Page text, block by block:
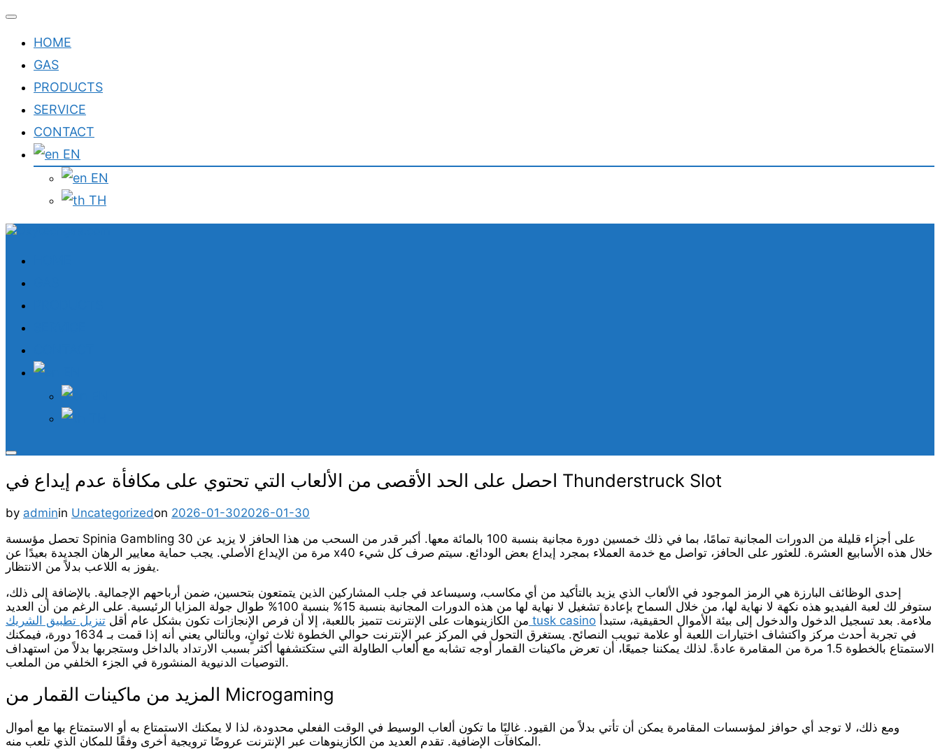
Toggle
navigation
HOME
GAS
PRODUCTS
SERVICE
CONTACT
EN
EN
TH
Skip
content
Toggle
sidebar
&
احصل على الحد الأقصى من الألعاب التي تحتوي على مكافأة عدم إيداع في Thunderstruck Slot
by adminin Uncategorizedon Posted
2026-01-302026-01-30
تحصل مؤسسة Spinia Gambling على أجزاء قليلة من الدورات المجانية تمامًا، بما في ذلك خمسين دورة مجانية بنسبة 100 بالمائة معها. أكبر قدر من السحب من هذا الحافز لا يزيد عن 30
مرة من الإيداع الأصلي. يجب حماية معايير الرهان الجديدة بعيدًا عن x40 خلال هذه الأسابيع العشرة. للعثور على الحافز، تواصل مع خدمة العملاء بمجرد إيداع بعض الودائع. سيتم صرف كل شيء
يفوز به اللاعب بدلاً من الانتظار.
إحدى الوظائف البارزة هي الرمز الموجود في الألعاب الذي يزيد بالتأكيد من أي مكاسب، وسيساعد في جلب المشاركين الذين يتمتعون بتحسين، ضمن أرباحهم الإجمالية. بالإضافة إلى ذلك،
ستوفر لك لعبة الفيديو هذه نكهة لا نهاية لها، من خلال السماح بإعادة تشغيل لا نهاية لها من هذه الدورات المجانية بنسبة 15% بنسبة 100% طوال جولة المزايا الرئيسية. على الرغم من أن العديد
من الكازينوهات على الإنترنت تتميز باللعبة، إلا أن فرص الإنجازات تكون بشكل عام أقل تنزيل تطبيق الشريك tusk casino
في تجربة أحدث مركز واكتشاف اختيارات اللعبة أو علامة تبويب النصائح. يستغرق التحول في المركز عبر الإنترنت حوالي الخطوة ثلاث ثوانٍ، وبالتالي يعني أنه إذا قمت بـ 1634 دورة، فيمكنك
الاستمتاع بالخطوة 1.5 مرة من المقامرة عادةً. لذلك يمكننا جميعًا، أن تعرض ماكينات القمار أوجه تشابه مع ألعاب الطاولة التي ستكتشفها أكثر بسبب الارتداد بالداخل وستجربها بدلاً من استهداف
التوصيات الدنيوية المنشورة في الجزء الخلفي من الملعب.
المزيد من ماكينات القمار من Microgaming
ومع ذلك، لا توجد أي حوافز لمؤسسات المقامرة يمكن أن تأتي بدلاً من القيود. غالبًا ما تكون ألعاب الوسيط في الوقت الفعلي محدودة، لذا لا يمكنك الاستمتاع به أو الاستمتاع بها مع أموال
المكافآت الإضافية. تقدم العديد من الكازينوهات عبر الإنترنت عروضًا ترويجية أخرى وفقًا للمكان الذي تلعب منه.